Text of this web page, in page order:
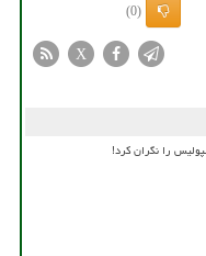
(0)
X
را نگران کرد!